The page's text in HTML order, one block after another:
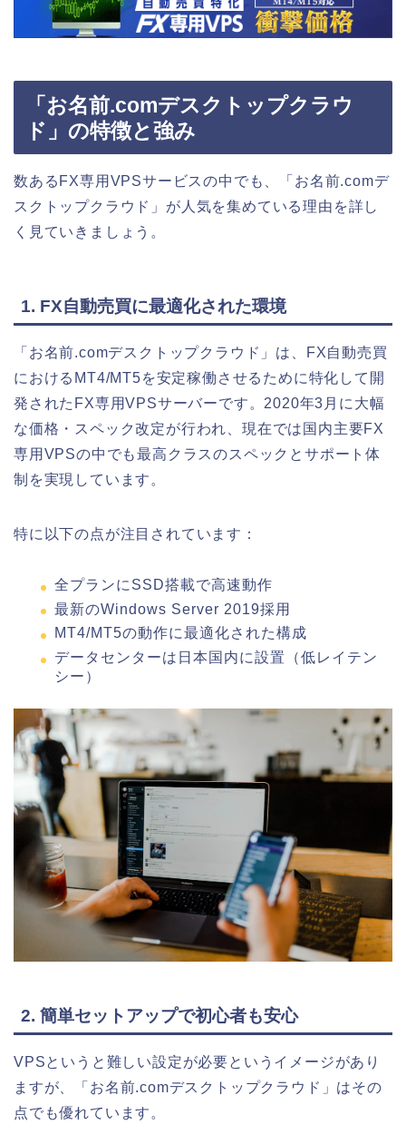
「お名前.comデスクトップクラウ
ド」の特徴と強み
数あるFX専用VPSサービスの中でも、「お名前.comデ
スクトップクラウド」が人気を集めている理由を詳し
く見ていきましょう。
1. FX自動売買に最適化された環境
「お名前.comデスクトップクラウド」は、FX自動売買
におけるMT4/MT5を安定稼働させるために特化して開
発されたFX専用VPSサーバーです。2020年3月に大幅
な価格・スペック改定が行われ、現在では国内主要FX
専用VPSの中でも最高クラスのスペックとサポート体
制を実現しています。
特に以下の点が注目されています：
全プランにSSD搭載で高速動作
最新のWindows Server 2019採用
MT4/MT5の動作に最適化された構成
データセンターは日本国内に設置（低レイテン
シー）
2. 簡単セットアップで初心者も安心
VPSというと難しい設定が必要というイメージがあり
ますが、「お名前.comデスクトップクラウド」はその
点でも優れています。